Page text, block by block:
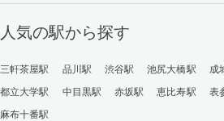
人気の駅から探す
三軒茶屋駅 品川駅 渋谷駅 池尻大橋駅 成
都立大学駅
中目黒駅 赤坂駅 恵比寿駅 表
麻布十番駅